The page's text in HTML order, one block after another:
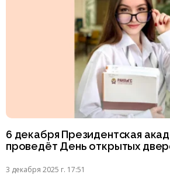
6 декабря Президентская
проведёт День открытых
3 декабря 2025 г. 17:51